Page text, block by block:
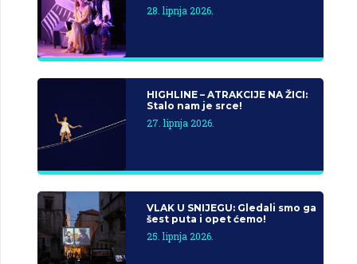
28. lipnja 2026.
HIGHLINE – ATRAKCIJE NA ŽICI:
Stalo nam je srce!
27. lipnja 2026.
VLAK U SNIJEGU: Gledali smo ga
šest puta i opet ćemo!
25. lipnja 2026.